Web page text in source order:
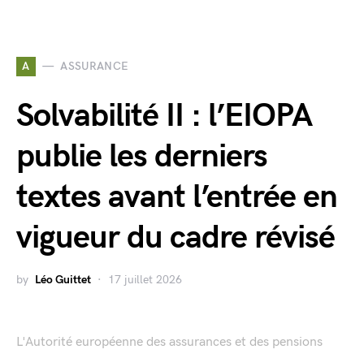
A ASSURANCE
Solvabilité II : l’EIOPA
publie les derniers
textes avant l’entrée en
vigueur du cadre révisé
by Léo Guittet 17 juillet 2026
L'Autorité européenne des assurances et des pensions